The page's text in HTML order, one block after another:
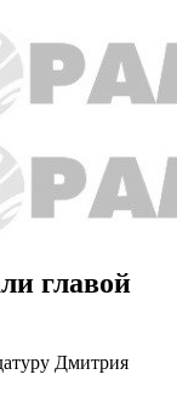
главой
Дмитрия